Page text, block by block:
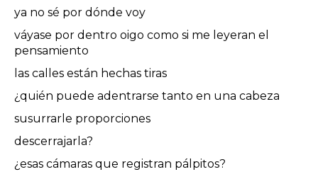
ya no sé por dónde voy
váyase por dentro oigo como si me leyeran el
pensamiento
las calles están hechas tiras
¿quién puede adentrarse tanto en una cabeza
susurrarle proporciones
descerrajarla?
¿esas cámaras que registran pálpitos?